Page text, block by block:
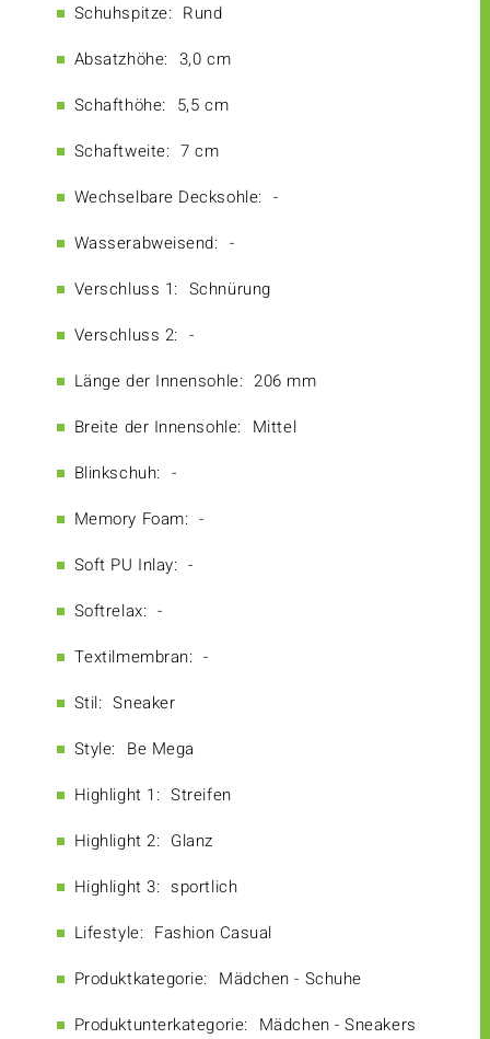
Schuhspitze: Rund
Absatzhöhe: 3,0 cm
Schafthöhe: 5,5 cm
Schaftweite: 7 cm
Wechselbare Decksohle: -
Wasserabweisend: -
Verschluss 1: Schnürung
Verschluss 2: -
Länge der Innensohle: 206 mm
Breite der Innensohle: Mittel
Blinkschuh: -
Memory Foam: -
Soft PU Inlay: -
Softrelax: -
Textilmembran: -
Stil: Sneaker
Style: Be Mega
Highlight 1: Streifen
Highlight 2: Glanz
Highlight 3: sportlich
Lifestyle: Fashion Casual
Produktkategorie: Mädchen - Schuhe
Produktunterkategorie: Mädchen - Sneakers